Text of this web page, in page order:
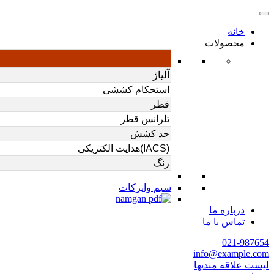
خانه
محصولات
آلیاژ
استحکام کششی
قطر
تلرانس قطر
حد کشش
(IACS)هدایت الکتریکی
رنگ
سیم وایرکات
درباره ما
تماس با ما
021-987654
info@example.com
لیست علاقه مندیها